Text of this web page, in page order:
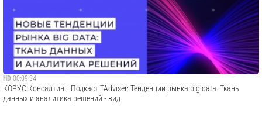
HD 00:09:34
КОРУС Консалтинг: Подкаст TAdviser: Тенденции рынка big data. Ткань
данных и аналитика решений - вид